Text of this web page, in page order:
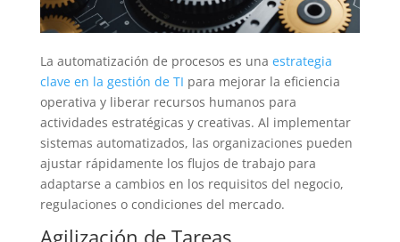
La automatización de procesos es una estrategia
clave en la gestión de TI para mejorar la eficiencia
operativa y liberar recursos humanos para
actividades estratégicas y creativas. Al implementar
sistemas automatizados, las organizaciones pueden
ajustar rápidamente los flujos de trabajo para
adaptarse a cambios en los requisitos del negocio,
regulaciones o condiciones del mercado.
Agilización de Tareas